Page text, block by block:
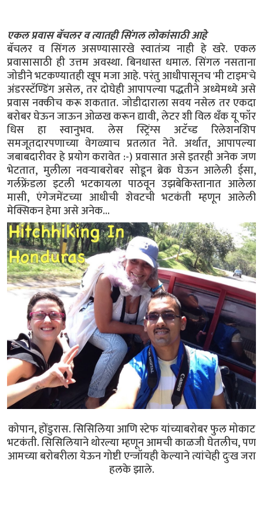
एकल प्रवास बॅचलर व त्यातही सिंगल लोकांसाठी आहे
बॅचलर व सिंगल असण्यासारखे स्वातंत्र्य नाही हे खरे. एकल
प्रवासासाठी ही उत्तम अवस्था. बिनधास्त धमाल. सिंगल नसताना
जोडीने भटकण्यातही खूप मजा आहे. परंतु आधीपासूनच 'मी टाइम'चे
अंडरस्टॅण्डिंग असेल, तर दोघेही आपापल्या पद्धतीने अध्येमध्ये असे
प्रवास नक्कीच करू शकतात. जोडीदाराला सवय नसेल तर एकदा
बरोबर घेऊन जाऊन ओळख करून द्यावी, लेटर शी विल थँक यू फॉर
धिस हा स्वानुभव. लेस स्ट्रिंग्स अटॅच्ड रिलेशनशिप
समजूतदारपणाच्या वेगळ्याच प्रतलात नेते. अर्थात, आपापल्या
जबाबदारीवर हे प्रयोग करावेत :-) प्रवासात असे इतरही अनेक जण
भेटतात, मुलीला नवऱ्याबरोबर सोडून ब्रेक घेऊन आलेली ईसा,
गर्लफ्रेंडला इटली भटकायला पाठवून उझबेकिस्तानात आलेला
मासी, एंगेजमेंटच्या आधीची शेवटची भटकंती म्हणून आलेली
मेक्सिकन हेमा असे अनेक...
कोपान, होंडुरास. सिसिलिया आणि स्टेफ यांच्याबरोबर फुल मोकाट
भटकंती. सिसिलियाने थोरल्या म्हणून आमची काळजी घेतलीच, पण
आमच्या बरोबरीला येऊन गोष्टी एन्जॉयही केल्याने त्यांचेही दुःख जरा
हलके झाले.